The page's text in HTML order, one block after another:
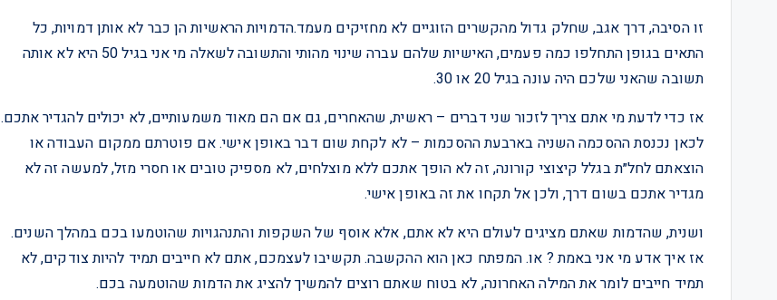
זו הסיבה, דרך אגב, שחלק גדול מהקשרים הזוגיים לא מחזיקים מעמד.הדמויות הראשיות הן כבר לא אותן דמויות, כל
התאים בגופן התחלפו כמה פעמים, האישיות שלהם עברה שינוי מהותי והתשובה לשאלה מי אני בגיל 50 היא לא אותה
תשובה שהאני שלכם היה עונה בגיל 20 או 30.
אז כדי לדעת מי אתם צריך לזכור שני דברים – ראשית, שהאחרים, גם אם הם מאוד משמעותיים, לא יכולים להגדיר אתכם.
לכאן נכנסת ההסכמה השניה בארבעת ההסכמות – לא לקחת שום דבר באופן אישי. אם פוטרתם ממקום העבודה או
הוצאתם לחל״ת בגלל קיצוצי קורונה, זה לא הופך אתכם ללא מוצלחים, לא מספיק טובים או חסרי מזל, למעשה זה לא
מגדיר אתכם בשום דרך, ולכן אל תקחו את זה באופן אישי.
ושנית, שהדמות שאתם מציגים לעולם היא לא אתם, אלא אוסף של השקפות והתנהגויות שהוטמעו בכם במהלך השנים.
אז איך אדע מי אני באמת ? או. המפתח כאן הוא ההקשבה. תקשיבו לעצמכם, אתם לא חייבים תמיד להיות צודקים, לא
תמיד חייבים לומר את המילה האחרונה, לא בטוח שאתם רוצים להמשיך להציג את הדמות שהוטמעה בכם.